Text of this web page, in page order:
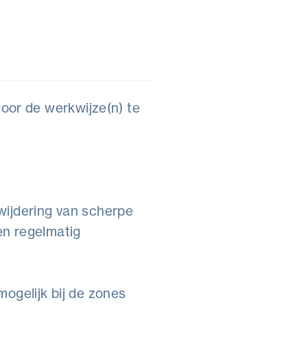
de werkwijze(n) te
van scherpe
regelmatig
bij de zones